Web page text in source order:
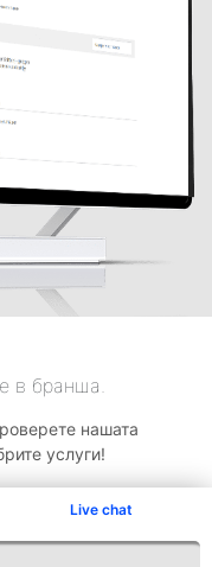
Live chat
в бранша.
нашата
услуги!